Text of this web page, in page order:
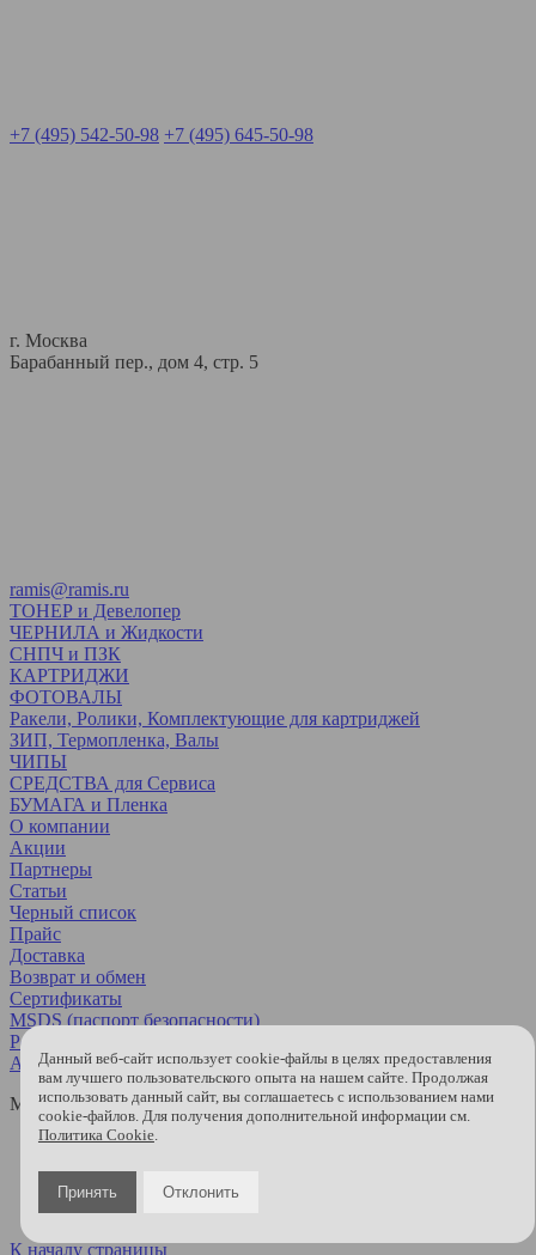
+7 (495) 542-50-98 +7 (495) 645-50-98
г. Москва
Барабанный пер., дом 4, стр. 5
ramis@ramis.ru
ТОНЕР и Девелопер
ЧЕРНИЛА и Жидкости
СНПЧ и ПЗК
КАРТРИДЖИ
ФОТОВАЛЫ
Ракели, Ролики, Комплектующие для картриджей
ЗИП, Термопленка, Валы
ЧИПЫ
СРЕДСТВА для Сервиса
БУМАГА и Пленка
О компании
Акции
Партнеры
Статьи
Черный список
Прайс
Доставка
Возврат и обмен
Сертификаты
MSDS (паспорт безопасности)
Региональные партнеры
API
МЫ В СОЦСЕТЯХ
К началу страницы
Данный веб-сайт использует cookie-файлы в целях предоставления
вам лучшего пользовательского опыта на нашем сайте. Продолжая
использовать данный сайт, вы соглашаетесь с использованием нами
cookie-файлов. Для получения дополнительной информации см.
Политика Cookie.
Принять Отклонить